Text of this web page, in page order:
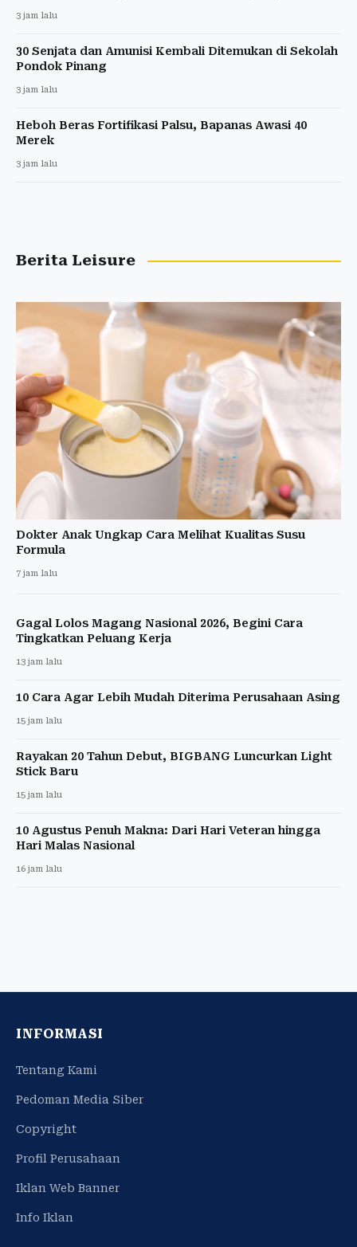
3 jam lalu
30 Senjata dan Amunisi Kembali Ditemukan di Sekolah
Pondok Pinang
3 jam lalu
Heboh Beras Fortifikasi Palsu, Bapanas Awasi 40
Merek
3 jam lalu
Berita Leisure
Dokter Anak Ungkap Cara Melihat Kualitas Susu
Formula
7 jam lalu
Gagal Lolos Magang Nasional 2026, Begini Cara
Tingkatkan Peluang Kerja
13 jam lalu
10 Cara Agar Lebih Mudah Diterima Perusahaan Asing
15 jam lalu
Rayakan 20 Tahun Debut, BIGBANG Luncurkan Light
Stick Baru
15 jam lalu
10 Agustus Penuh Makna: Dari Hari Veteran hingga
Hari Malas Nasional
16 jam lalu
INFORMASI
Tentang Kami
Pedoman Media Siber
Copyright
Profil Perusahaan
Iklan Web Banner
Info Iklan